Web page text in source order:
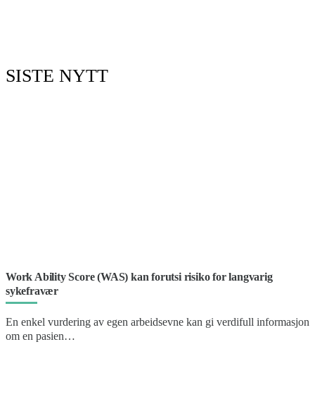
SISTE NYTT
Work Ability Score (WAS) kan forutsi risiko for langvarig
sykefravær
En enkel vurdering av egen arbeidsevne kan gi verdifull informasjon
om en pasien…